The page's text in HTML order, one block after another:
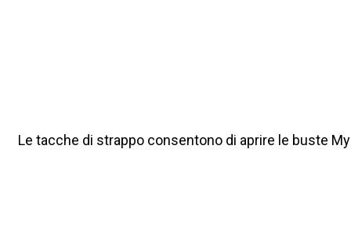
Le tacche di strappo consentono di aprire le buste